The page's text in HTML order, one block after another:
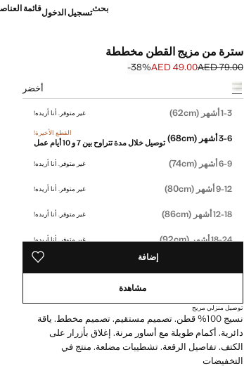
بحثتسجيل الدخولقائمة
سترة من مزيج القطن مخططة
السعر الأول محذوف [AED 79.00 ]
AED 79.00
السعر الحالي [AED 49.00 ]AED 49.00
‎-38‎%‎
حدد اللون
أخضر
إختر مقاسك
1-3 أشهر (62cm) غير متوفر. أنا أريده!
3-6 أشهر (68cm) القطع الأخيرة!
توصيل خلال مدة تتراوح بين 7 و 10 أيام عمل
6-9 أشهر (74cm) غير متوفر. أنا أريده!
9-12 أشهر (80cm) غير متوفر. أنا أريده!
12-18 أشهر (86cm) غير متوفر. أنا أريده!
18-24 أشهر (92cm) غير متوفر. أنا أريده!
إضافة حفظه في
مشاهدة
توصيل منزلي مريح
نسيج 100% قطن. تصميم مستقيم. تصميم مخطط. ياقة
دائرية. أكمام طويلة مع أساور مرنة. إغلاق بأزرار على
الكتف. تفاصيل الرقعة. تشطيبات مضلعة. منتج في
التخفيضات